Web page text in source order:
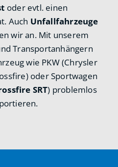
oder evtl. einen
Auch Unfallfahrzeuge
wir an. Mit unserem
Transportanhängern
wie PKW (Chrysler
oder Sportwagen
SRT) problemlos